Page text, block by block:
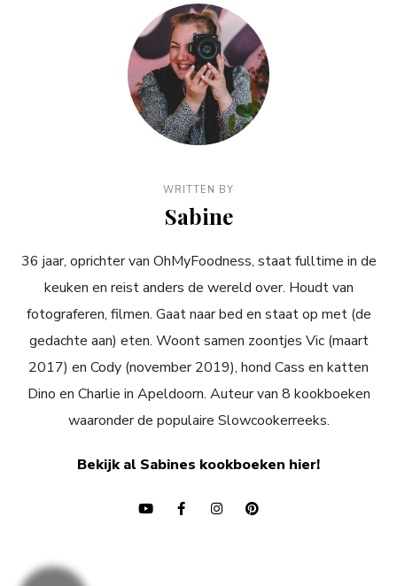
WRITTEN BY
Sabine
36 jaar, oprichter van OhMyFoodness, staat fulltime in de
keuken en reist anders de wereld over. Houdt van
fotograferen, filmen. Gaat naar bed en staat op met (de
gedachte aan) eten. Woont samen zoontjes Vic (maart
2017) en Cody (november 2019), hond Cass en katten
Dino en Charlie in Apeldoorn. Auteur van 8 kookboeken
waaronder de populaire Slowcookerreeks.
Bekijk al Sabines kookboeken hier!
Bericht